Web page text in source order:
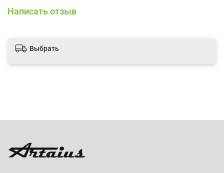
Написать отзыв
Выбрать